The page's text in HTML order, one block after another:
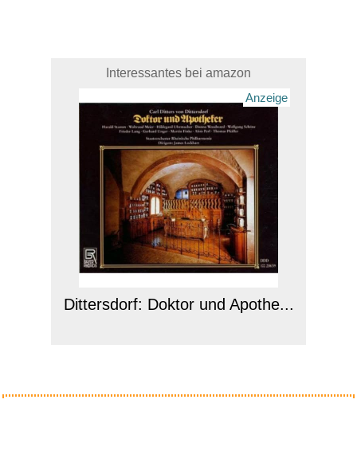
Interessantes bei amazon
Anzeige
Dittersdorf: Doktor und Apothe...